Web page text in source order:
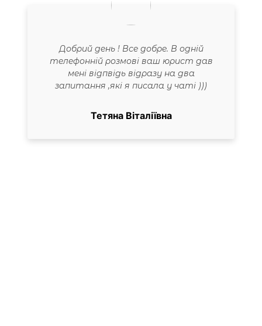
Добрий день ! Все добре. В одній
телефонній розмові ваш юрист дав
мені відпвідь відразу на два
запитання ,які я писала у чаті )))
Тетяна Віталіївна